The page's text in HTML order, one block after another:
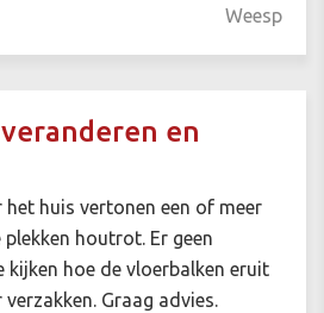
Weesp
en
het huis vertonen een of meer
houtrot. Er geen
kijken hoe de vloerbalken eruit
Graag advies.